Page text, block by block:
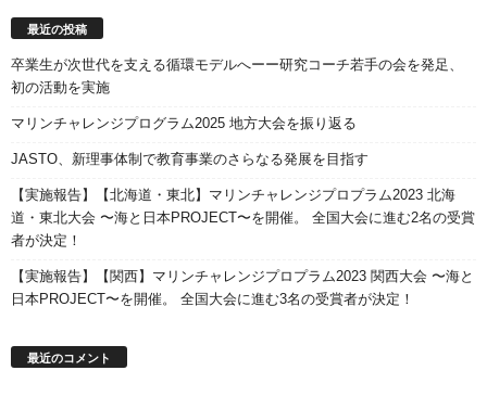
最近の投稿
卒業生が次世代を支える循環モデルへーー研究コーチ若手の会を発足、
初の活動を実施
マリンチャレンジプログラム2025 地方大会を振り返る
JASTO、新理事体制で教育事業のさらなる発展を目指す
【実施報告】【北海道・東北】マリンチャレンジプロプラム2023 北海
道・東北大会 〜海と日本PROJECT〜を開催。 全国大会に進む2名の受賞
者が決定！
【実施報告】【関西】マリンチャレンジプロプラム2023 関西大会 〜海と
日本PROJECT〜を開催。 全国大会に進む3名の受賞者が決定！
最近のコメント